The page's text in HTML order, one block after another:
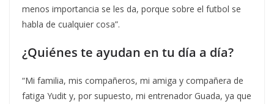
menos importancia se les da, porque sobre el futbol se
habla de cualquier cosa”.
¿Quiénes te ayudan en tu día a día?
“Mi familia, mis compañeros, mi amiga y compañera de
fatiga Yudit y, por supuesto, mi entrenador Guada, ya que